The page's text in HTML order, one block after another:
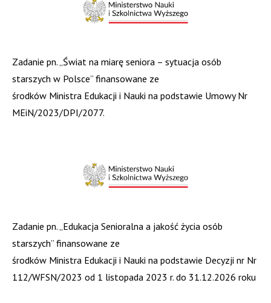
Zadanie pn. „Świat na miarę seniora – sytuacja osób
starszych w Polsce” finansowane ze
środków Ministra Edukacji i Nauki na podstawie Umowy Nr
MEiN/2023/DPI/2077.
Zadanie pn. „Edukacja Senioralna a jakość życia osób
starszych” finansowane ze
środków Ministra Edukacji i Nauki na podstawie Decyzji nr Nr
112/WFSN/2023 od 1 listopada 2023 r. do 31.12.2026 roku